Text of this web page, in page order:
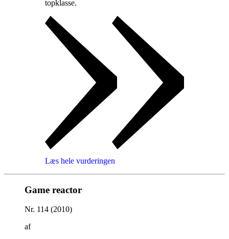
topklasse.
Læs hele vurderingen
Game reactor
Nr. 114 (2010)
af